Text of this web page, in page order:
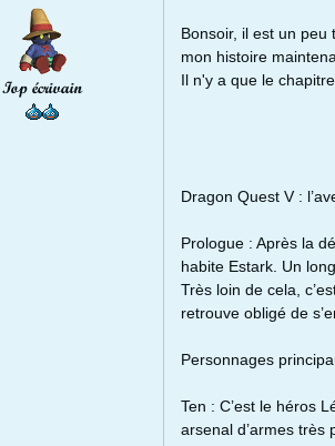
Iop écrivain
Bonsoir, il est un
mon histoire
Il n'y a que le
Dragon Quest V :
Prologue : Après la
habite Estark. Un
Très loin de cela,
retrouve obligé de
Personnages
Ten : C’est le héros
arsenal d’armes très